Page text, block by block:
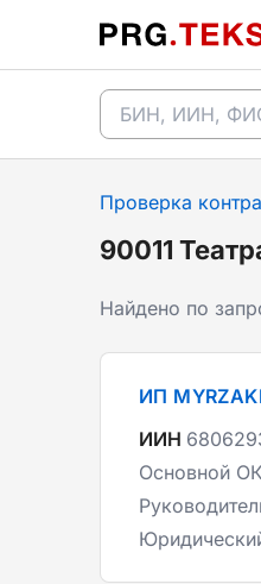
Проверка
90011
Найдено по
ИП
ИИН
Основной